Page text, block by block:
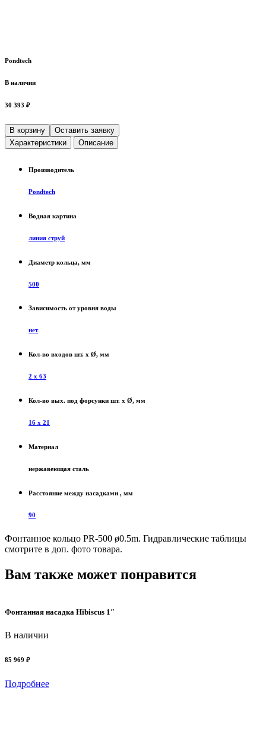
Pondtech
В наличии
30 393 ₽
В корзину
Оставить заявку
Характеристики
Описание
Производитель
Pondtech
Водная картина
линия струй
Диаметр кольца, мм
500
Зависимость от уровня воды
нет
Кол-во входов шт. x Ø, мм
2 х 63
Кол-во вых. под форсунки шт. x Ø, мм
16 х 21
Материал
нержавеющая сталь
Расстояние между насадками , мм
90
Фонтанное кольцо PR-500 ø0.5m. Гидравлические таблицы
смотрите в доп. фото товара.
Вам также может понравится
Фонтанная насадка Hibiscus 1″
В наличии
85 969 ₽
Подробнее